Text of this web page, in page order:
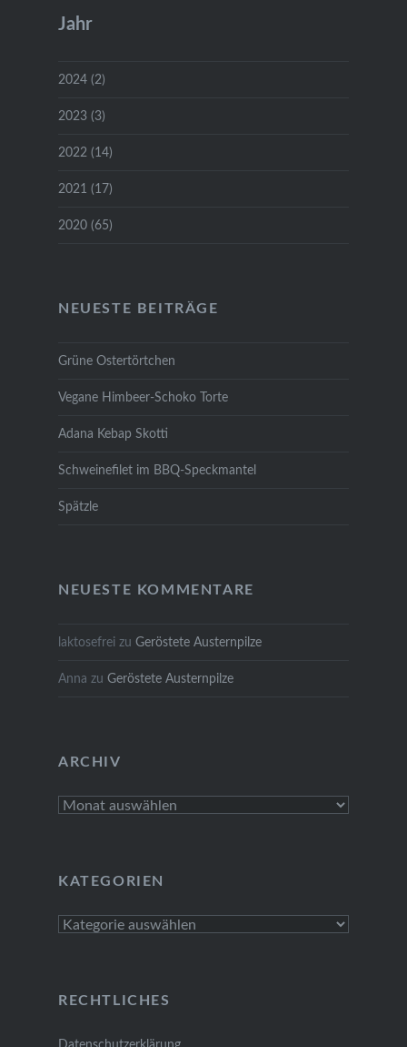
Jahr
2024 (2)
2023 (3)
2022 (14)
2021 (17)
2020 (65)
NEUESTE BEITRÄGE
Grüne Ostertörtchen
Vegane Himbeer-Schoko Torte
Adana Kebap Skotti
Schweinefilet im BBQ-Speckmantel
Spätzle
NEUESTE KOMMENTARE
laktosefrei zu Geröstete Austernpilze
Anna zu Geröstete Austernpilze
ARCHIV
Archiv
KATEGORIEN
Kategorien
RECHTLICHES